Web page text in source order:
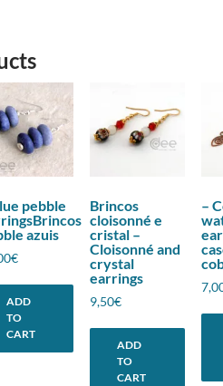
pebble
azuis
€
ADD
TO
CART
Brincos
cloisonné e
cristal –
Cloisonné and
crystal
earrings
9,50€
ADD
TO
CART
–